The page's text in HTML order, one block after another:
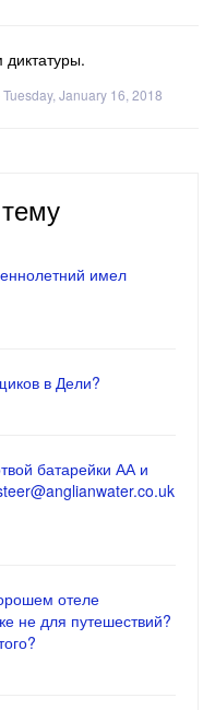
Tuesday, January 16, 2018
имел
в Дели?
батарейки АА и
отеле
не для путешествий?